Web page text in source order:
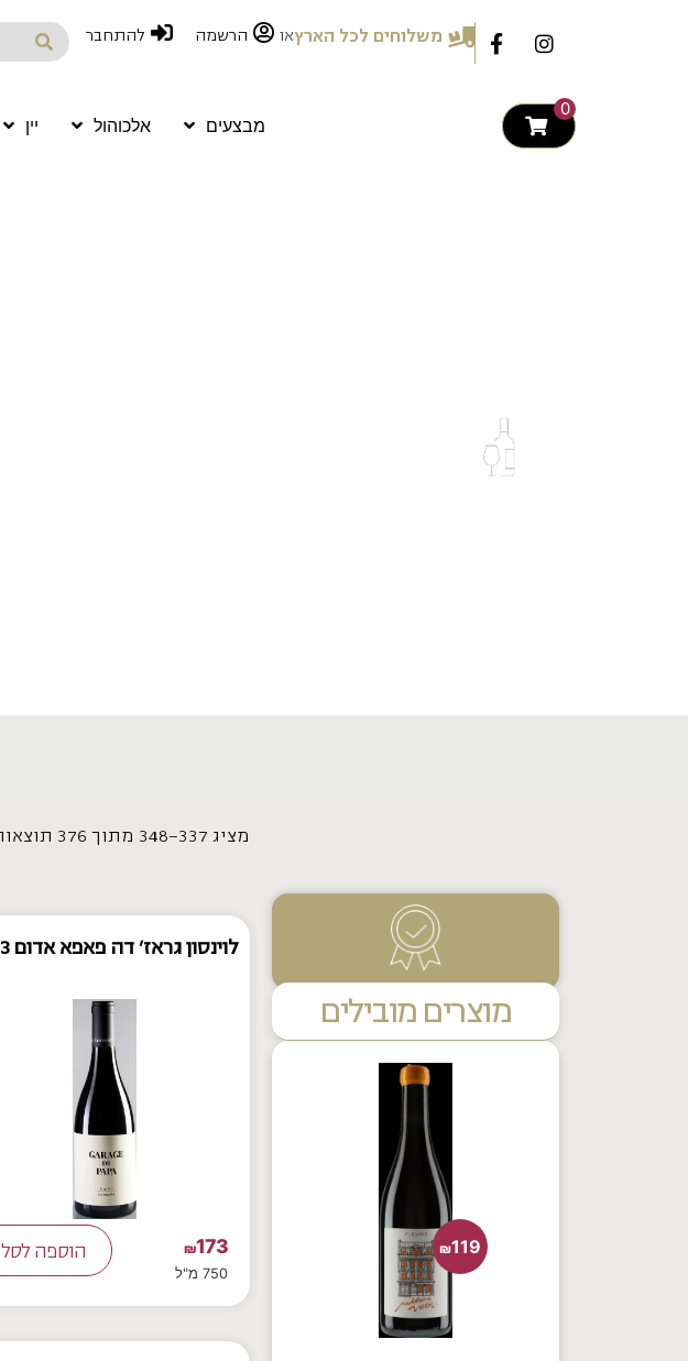
משלוחים לכל הארץאו הרשמה להתחבר
0
מבצעים אלכוהול יין
מוצרים מובילים
₪119
מציג 337–348 מתוך 376 תוצאות
לוינסון גראז' דה פאפא אדום 2023
₪173
750 מ"ל
הוספה לסל